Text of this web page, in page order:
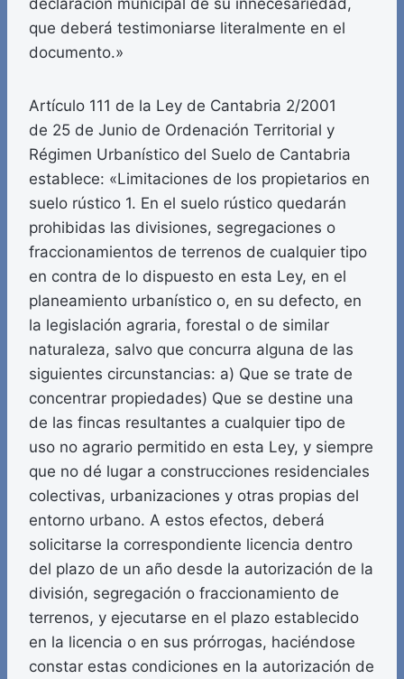
declaración municipal de su innecesariedad,
que deberá testimoniarse literalmente en el
documento.»
Artículo 111 de la Ley de Cantabria 2/2001
de 25 de Junio de Ordenación Territorial y
Régimen Urbanístico del Suelo de Cantabria
establece: «Limitaciones de los propietarios en
suelo rústico 1. En el suelo rústico quedarán
prohibidas las divisiones, segregaciones o
fraccionamientos de terrenos de cualquier tipo
en contra de lo dispuesto en esta Ley, en el
planeamiento urbanístico o, en su defecto, en
la legislación agraria, forestal o de similar
naturaleza, salvo que concurra alguna de las
siguientes circunstancias: a) Que se trate de
concentrar propiedades) Que se destine una
de las fincas resultantes a cualquier tipo de
uso no agrario permitido en esta Ley, y siempre
que no dé lugar a construcciones residenciales
colectivas, urbanizaciones y otras propias del
entorno urbano. A estos efectos, deberá
solicitarse la correspondiente licencia dentro
del plazo de un año desde la autorización de la
división, segregación o fraccionamiento de
terrenos, y ejecutarse en el plazo establecido
en la licencia o en sus prórrogas, haciéndose
constar estas condiciones en la autorización de